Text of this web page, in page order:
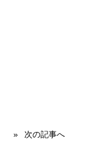
次の記事へ